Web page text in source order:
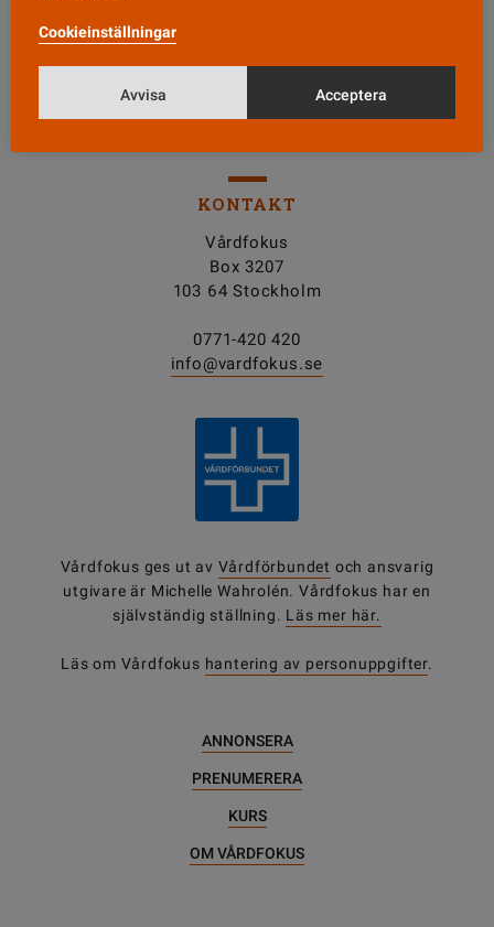
KONTAKT
Vårdfokus
Box 3207
103 64 Stockholm
0771-420 420
info@vardfokus.se
Vårdfokus ges ut av Vårdförbundet och ansvarig
utgivare är Michelle Wahrolén. Vårdfokus har en
självständig ställning. Läs mer här.
Läs om Vårdfokus hantering av personuppgifter.
ANNONSERA
PRENUMERERA
KURS
OM VÅRDFOKUS
Cookieinställningar
Avvisa Acceptera